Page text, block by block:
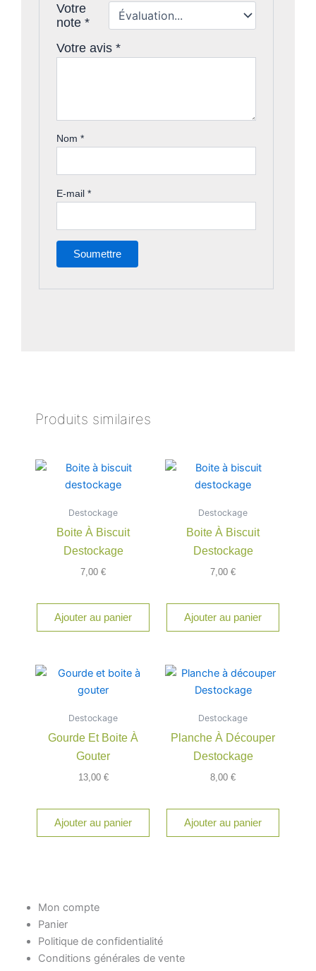
Votre
note*
Votre avis*
Nom*
E-mail*
Produits similaires
Destockage
Boite À Biscuit
Destockage
7,00 €
Ajouter au panier
Destockage
Boite À Biscuit
Destockage
7,00 €
Ajouter au panier
Destockage
Gourde Et Boite À
Gouter
13,00 €
Ajouter au panier
Destockage
Planche À Découper
Destockage
8,00 €
Ajouter au panier
Mon compte
Panier
Politique de confidentialité
Conditions générales de vente